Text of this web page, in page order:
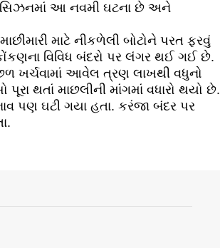
સિઝનમાં આ નવમી ઘટના છે અને
માટે નીકળેલી બોટોને પરત ફરવું
વિવિધ બંદરો પર લંગર થઈ ગઈ છે.
ખર્ચવામાં આવેલ ત્રણ લાખથી વધુનો
થતાં માછલીની માંગમાં વધારો થયો છે.
પણ ઘટી ગયા હતા. કરંજા બંદર પર